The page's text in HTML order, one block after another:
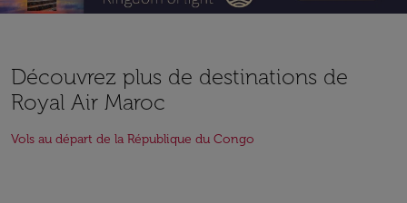
Découvrez plus de destinations de
Royal Air Maroc
Vols au départ de la République du Congo